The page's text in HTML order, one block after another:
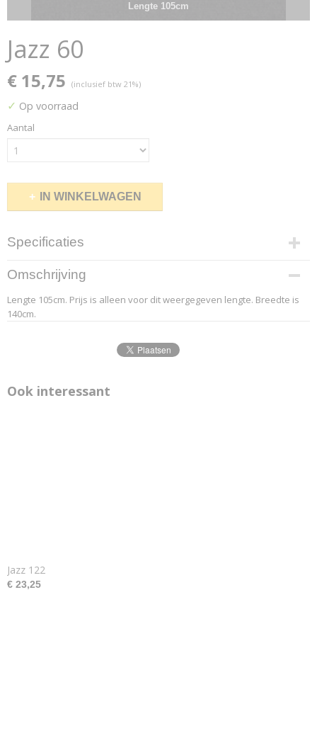
Lengte 105cm
Jazz 60
€ 15,75 (inclusief btw 21%)
✓ Op voorraad
Aantal
IN WINKELWAGEN
Specificaties
Productcode leverancier
3.2
Afmetingen (l,b,h)
105 x 140 x 0 cm
Omschrijving
Lengte 105cm. Prijs is alleen voor dit weergegeven lengte. Breedte is
140cm.
Ook interessant
Jazz 122
€ 23,25